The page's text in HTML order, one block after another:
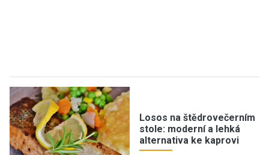
Losos na štědrovečerním
stole: moderní a lehká
alternativa ke kaprovi